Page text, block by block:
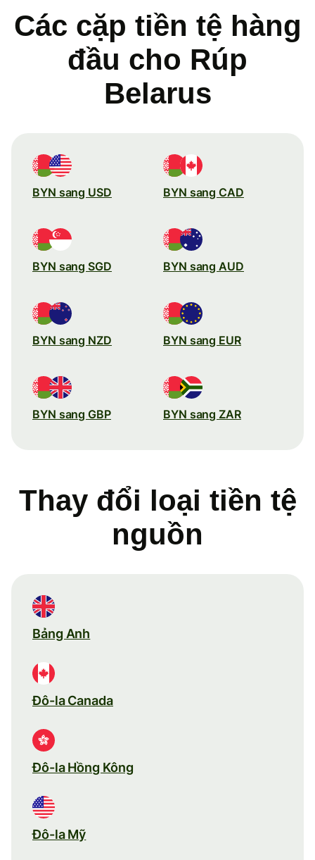
Các cặp tiền tệ hàng
đầu cho Rúp
Belarus
BYN sang USD BYN sang CAD
BYN sang SGD BYN sang AUD
BYN sang NZD BYN sang EUR
BYN sang GBP BYN sang ZAR
Thay đổi loại tiền tệ
nguồn
Bảng Anh
Đô-la Canada
Đô-la Hồng Kông
Đô-la Mỹ